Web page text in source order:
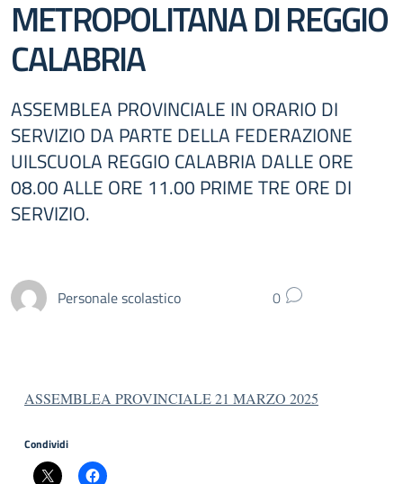
METROPOLITANA DI REGGIO
CALABRIA
ASSEMBLEA PROVINCIALE IN ORARIO DI
SERVIZIO DA PARTE DELLA FEDERAZIONE
UILSCUOLA REGGIO CALABRIA DALLE ORE
08.00 ALLE ORE 11.00 PRIME TRE ORE DI
SERVIZIO.
Personale scolastico 0
ASSEMBLEA PROVINCIALE 21 MARZO 2025
Condividi